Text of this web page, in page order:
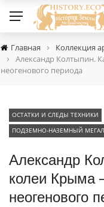
Главная › Коллекция
›
Александр Колтыпин.
неогенового периода
ОСТАТКИ И СЛЕДЫ ТЕХНИКИ
ПОДЗЕМНО-НАЗЕМНЫЙ
Александр
колеи Крыма
неогенового